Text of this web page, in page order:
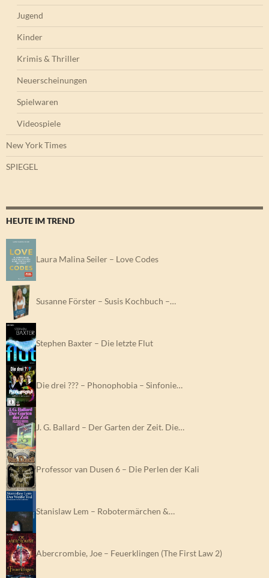
Jugend
Kinder
Krimis & Thriller
Neuerscheinungen
Spielwaren
Videospiele
New York Times
SPIEGEL
HEUTE IM TREND
Laura Malina Seiler – Love Codes
Susanne Förster – Susis Kochbuch –…
Stephen Baxter – Die letzte Flut
Die drei ??? – Phonophobia – Sinfonie…
J. G. Ballard – Der Garten der Zeit. Die…
Professor van Dusen 6 – Die Perlen der Kali
Stanislaw Lem – Robotermärchen &…
Abercrombie, Joe – Feuerklingen (The First Law 2)